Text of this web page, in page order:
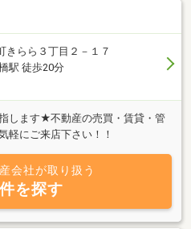
きらら３丁目２－１７
駅 徒歩20分
します★不動産の売買・賃貸・管
軽にご来店下さい！！
会社が取り扱う
を探す